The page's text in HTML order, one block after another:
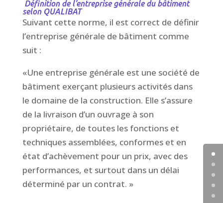
Définition de l’entreprise générale du bâtiment
selon QUALIBAT
Suivant cette norme, il est correct de définir
l’entreprise générale de bâtiment comme
suit :
«Une entreprise générale est une société de
bâtiment exerçant plusieurs activités dans
le domaine de la construction. Elle s’assure
de la livraison d’un ouvrage à son
propriétaire, de toutes les fonctions et
techniques assemblées, conformes et en
état d’achèvement pour un prix, avec des
performances, et surtout dans un délai
déterminé par un contrat. »